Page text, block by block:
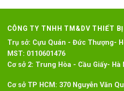
CÔNG TY TNHH TM&DV THIẾT BỊ
Trụ sở: Cựu Quán - Đức Thượng-
MST: 0110601476
Cơ sở 2: Trung Hòa - Cầu Giấy- Hà
Cơ sở TP HCM: 370 Nguyễn Văn